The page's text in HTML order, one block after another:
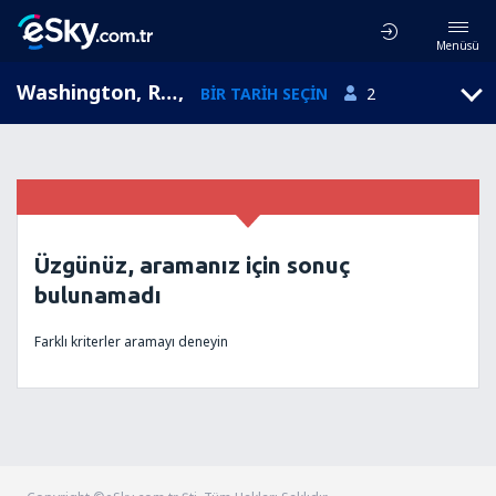
Menüsü
Washington, Ronald Reagan, Columbia bölgesi, Amerika Birleşik Devletleri (DCA), BIR TARIH SEÇIN 2
Üzgünüz, aramanız için sonuç
bulunamadı
Farklı kriterler aramayı deneyin